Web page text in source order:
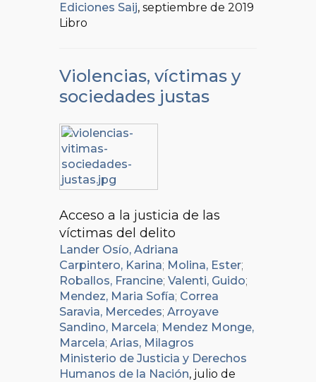
Ediciones Saij, septiembre de 2019
Libro
Violencias, víctimas y
sociedades justas
Acceso a la justicia de las
víctimas del delito
Lander Osío, Adriana
Carpintero, Karina; Molina, Ester;
Roballos, Francine; Valenti, Guido;
Mendez, Maria Sofía; Correa
Saravia, Mercedes; Arroyave
Sandino, Marcela; Mendez Monge,
Marcela; Arias, Milagros
Ministerio de Justicia y Derechos
Humanos de la Nación, julio de